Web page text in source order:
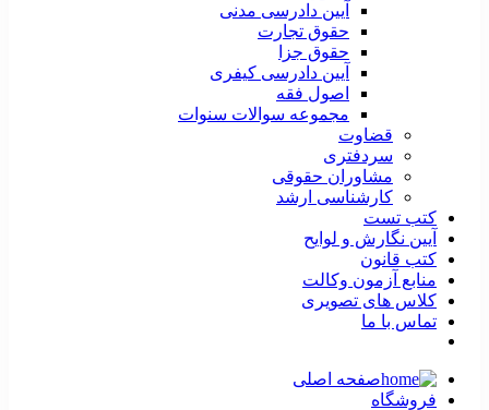
آیین دادرسی مدنی
حقوق تجارت
حقوق جزا
آیین دادرسی کیفری
اصول فقه
مجموعه سوالات سنوات
قضاوت
سردفتری
مشاوران حقوقی
کارشناسی ارشد
کتب تست
آیین نگارش و لوایح
کتب قانون
منابع آزمون وکالت
کلاس های تصویری
تماس با ما
صفحه اصلی
فروشگاه